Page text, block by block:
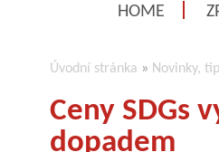
HOME
Úvodní stránka » Novinky,
Ceny SDGs
dopadem